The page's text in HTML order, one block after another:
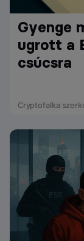
Gyenge
ugrott a
csúcsra
Cryptofalka